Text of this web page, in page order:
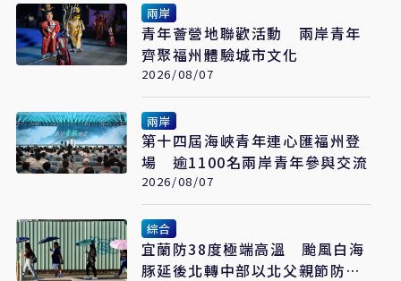
兩岸
青年薈營地聯歡活動 兩岸青年
齊聚福州體驗城市文化
2026/08/07
兩岸
第十四屆海峽青年連心匯福州登
場 逾1100名兩岸青年參與交流
2026/08/07
綜合
宜蘭防38度極端高溫 颱風白海
豚延後北轉中部以北父親節防豪